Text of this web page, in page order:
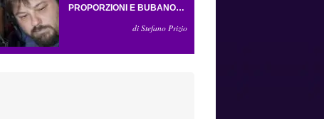
PROPORZIONI E BUBANO
di Stefano Prizio